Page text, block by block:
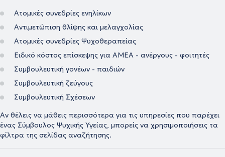
Ατομικές συνεδρίες ενηλίκων
Αντιμετώπιση θλίψης και μελαγχολίας
Ατομικές συνεδρίες Ψυχοθεραπείας
Ειδικό κόστος επίσκεψης για ΑΜΕΑ - ανέργους - φοιτητές
Συμβουλευτική γονέων - παιδιών
Συμβουλευτική ζεύγους
Συμβουλευτική Σχέσεων
Αν θέλεις να μάθεις περισσότερα για τις υπηρεσίες που παρέχει
ένας Σύμβουλος Ψυχικής Υγείας, μπορείς να χρησιμοποιήσεις τα
φίλτρα της σελίδας αναζήτησης.